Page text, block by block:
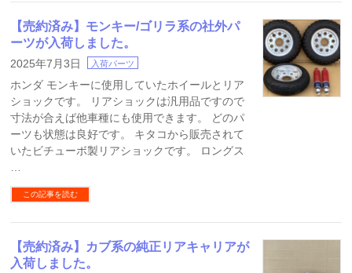
【売約済み】モンキー/ゴリラ系の社外パ
ーツが入荷しました。
2025年7月3日 入荷パーツ
ホンダ モンキーに使用していたホイールとリア
ショックです。 リアショックは汎用品ですので
寸法が合えば他車種にも使用できます。 どのパ
ーツも状態は良好です。 キタコから販売されて
いたビチューボ製リアショックです。 ロングス
この記事を読む
【売約済み】カブ系の純正リアキャリアが
入荷しました。